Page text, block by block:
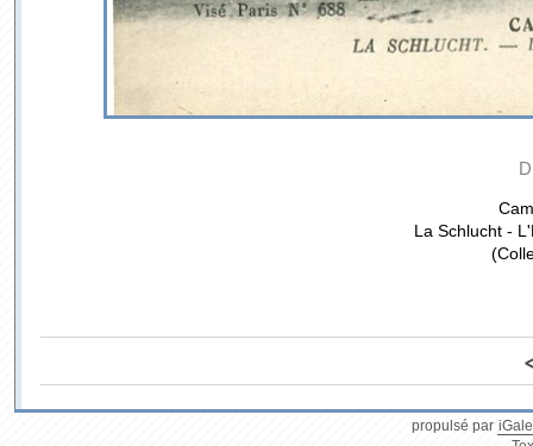
La Schlucht -
propulsé par